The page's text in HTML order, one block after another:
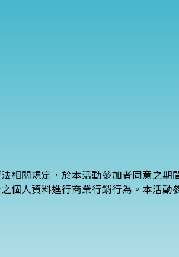
相關規定，於本活動參加者同意之期
個人資料進行商業行銷行為。本活動